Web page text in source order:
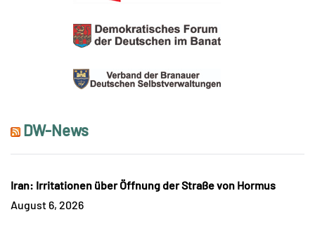
DW-News
Iran: Irritationen über Öffnung der Straße von Hormus
August 6, 2026